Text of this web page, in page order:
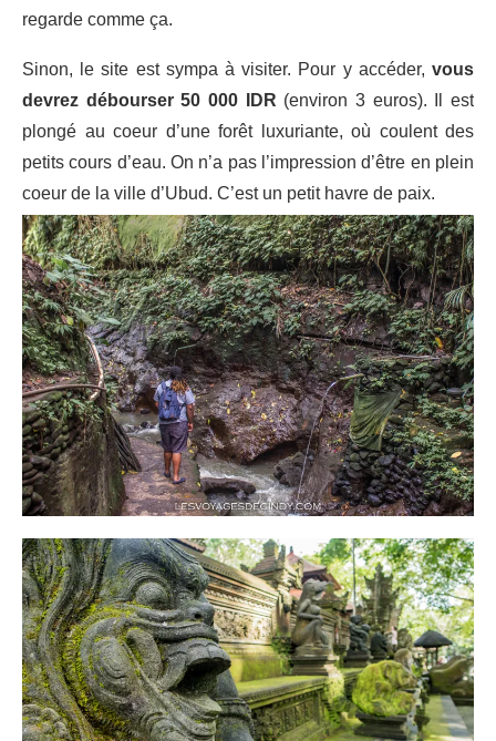
regarde comme ça.
Sinon, le site est sympa à visiter. Pour y accéder, vous
devrez débourser 50 000 IDR (environ 3 euros). Il est
plongé au coeur d’une forêt luxuriante, où coulent des
petits cours d’eau. On n’a pas l’impression d’être en plein
coeur de la ville d’Ubud. C’est un petit havre de paix.